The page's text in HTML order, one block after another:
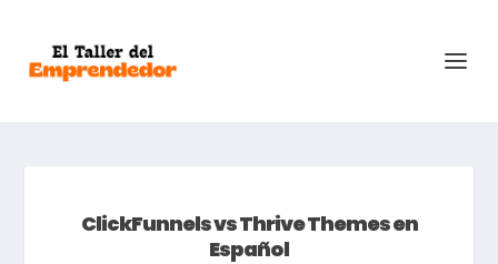
ClickFunnels vs Thrive Themes en
Español